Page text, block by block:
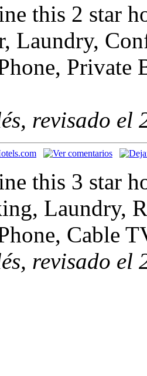
this 2 star
Laundry,
Private
revisado el
this 3 star
Laundry,
Cable
revisado el